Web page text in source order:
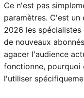
Ce n'est pas
paramètres. C'est
2026 les spécialistes
de nouveaux
agacer l'audience
fonctionne, pourquoi
l'utiliser